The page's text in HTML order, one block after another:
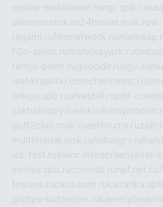
epoha-metalband.ru ngr.spb.ru
dieselvostok.ru24hostel.msk.ru
regsmi.rufilmnetwork.ru
h2o-salon.ru malutkayork.ru
tango-perm.rugooddir.rusgv.su
webkrasotki.comcherinvest.ru
ankou.spb.rualvesta1.rupdf-
sakhatoday.ru
golf2club.msk.ruaeforums.ru
multimodal.msk.ru habaigry.ru
isz-fest.ruewnc.infoscreensaver-
volnav.spb.rucomnat.ru npf.net.ru
tesiaes.rucard.com.ru
gildiya-kuznecov.ru